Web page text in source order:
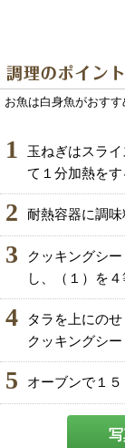
お魚は白身魚がおすす
1
玉ねぎはスラ
て１分加熱をす
2 耐熱容器に調味
3
クッキングシ
し、（１）を
4
タラを上にの
クッキングシー
5 オーブンで１５